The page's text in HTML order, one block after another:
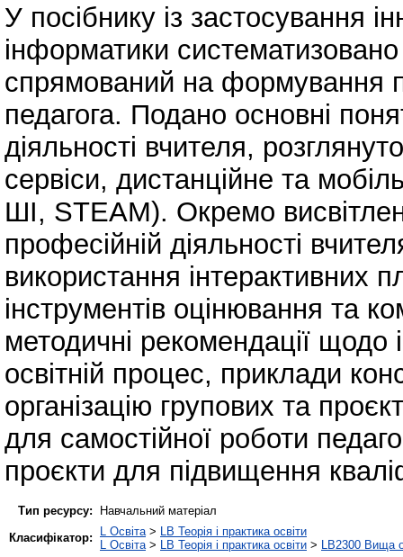
У посібнику із застосування
інформатики
спрямований на формування
педагога. Подано основні
діяльності вчителя,
сервіси, дистанційне та
ШІ, STEAM). Окремо
професійній діяльності
використання інтерактивних
інструментів оцінювання та
методичні рекомендації щодо
освітній процес, приклади
організацію групових та
для самостійної роботи
проєкти для підвищення
Тип ресурсу:
Навчальний матеріал
Класифікатор:
L Освіта > LB Теорія і практика освіти
L Освіта > LB Теорія і практика освіти > LB2300 Вища